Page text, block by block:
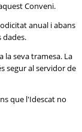
Conveni.
anual i abans
dades.
seva tramesa. La
segur al servidor de
que l'Idescat no